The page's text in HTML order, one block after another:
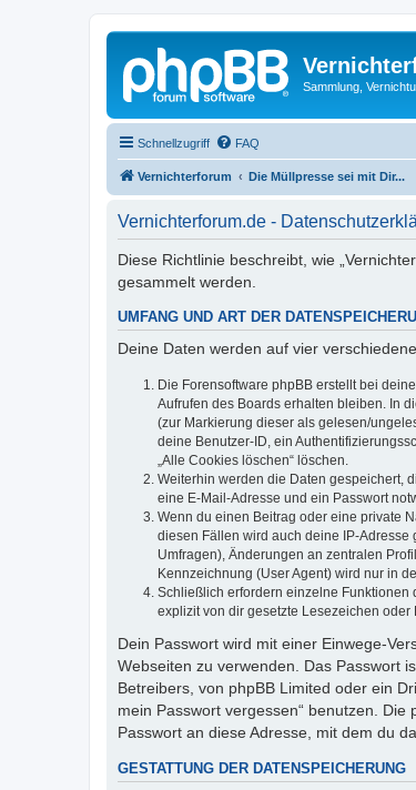
Sammlung,
Schnellzugriff FAQ
Vernichterforum Die Müllpresse sei mit Dir...
Vernichterforum.de -
Diese Richtlinie beschreibt, wie
gesammelt werden.
UMFANG UND ART DER
Deine Daten werden auf vier
Die Forensoftware phpBB erstellt bei
Aufrufen des Boards erhalten bleiben. In
(zur Markierung dieser als gelesen/
deine Benutzer-ID, ein
„Alle Cookies löschen“ löschen.
Weiterhin werden die Daten gespeichert,
eine E-Mail-Adresse und ein Passwort
Wenn du einen Beitrag oder eine private
diesen Fällen wird auch deine IP-
Umfragen), Änderungen an zentralen
Kennzeichnung (User Agent) wird nur in
Schließlich erfordern einzelne Funktionen
explizit von dir gesetzte Lesezeichen oder
Dein Passwort wird mit einer Einwege-
Webseiten zu verwenden. Das Passwort
Betreibers, von phpBB Limited oder ein
mein Passwort vergessen“ benutzen.
Passwort an diese Adresse, mit dem du
GESTATTUNG DER DATENSPEICHERUNG